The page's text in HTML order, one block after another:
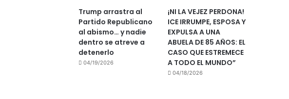
Trump arrastra al
Partido Republicano
al abismo… y nadie
dentro se atreve a
detenerlo
04/19/2026
¡NI LA VEJEZ PERDONA!
ICE IRRUMPE, ESPOSA Y
EXPULSA A UNA
ABUELA DE 85 AÑOS: EL
CASO QUE ESTREMECE
A TODO EL MUNDO”
04/18/2026